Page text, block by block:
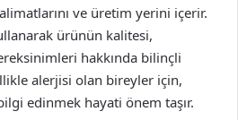
ve üretim yerini içerir.
ürünün kalitesi,
hakkında bilinçli
alerjisi olan bireyler için,
edinmek hayati önem taşır.